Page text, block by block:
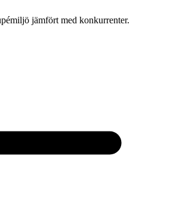
jämfört med konkurrenter.